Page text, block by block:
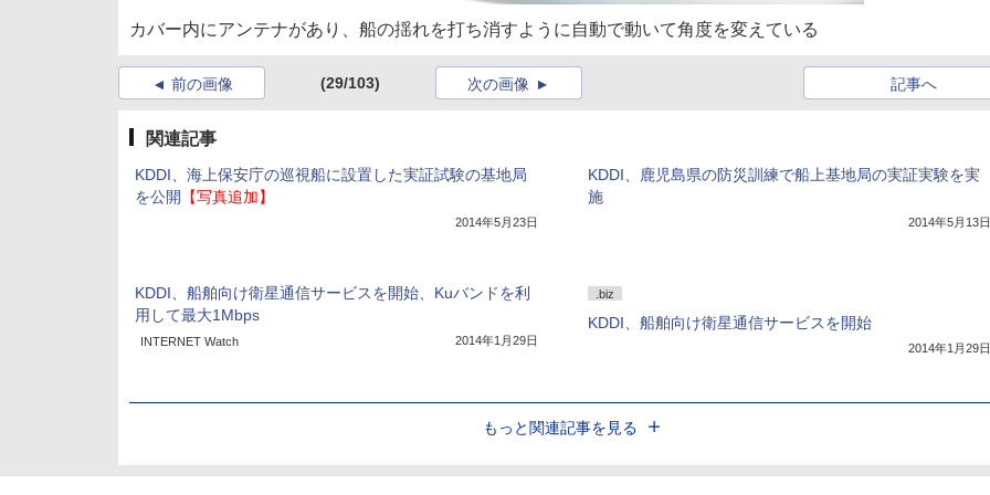
カバー内にアンテナがあり、船の揺れを打ち消すように自動で動いて角度を変えている
前の画像 (29/103) 記事へ
次の画像
関連記事
KDDI、海上保安庁の巡視船に設置した実証試験の基地局
を公開
【写真追加】
2014年5月23日
KDDI、鹿児島県の防災訓練で船上基地局の実証実験を実
施
2014年5月13日
KDDI、船舶向け衛星通信サービスを開始、Kuバンドを利
用して最大1Mbps
INTERNET Watch 2014年1月29日
.biz
KDDI、船舶向け衛星通信サービスを開始
2014年1月29日
もっと関連記事を見る